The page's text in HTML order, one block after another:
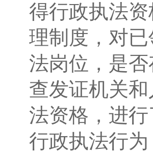
得行政执法
理制度，对
法岗位，是
查发证机关
法资格，进
行政执法行